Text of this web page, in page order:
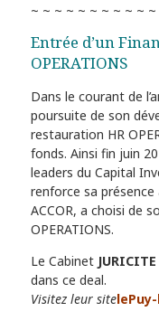
~ ~ ~ ~ ~ ~ ~ ~ ~ ~
Entrée d’un
OPERATIONS
Dans le courant de
poursuite de son
restauration HR
fonds. Ainsi fin juin
leaders du Capital
renforce sa présence
ACCOR, a choisi de
OPERATIONS.
Le Cabinet JURICITE
dans ce deal.
Visitez leur site